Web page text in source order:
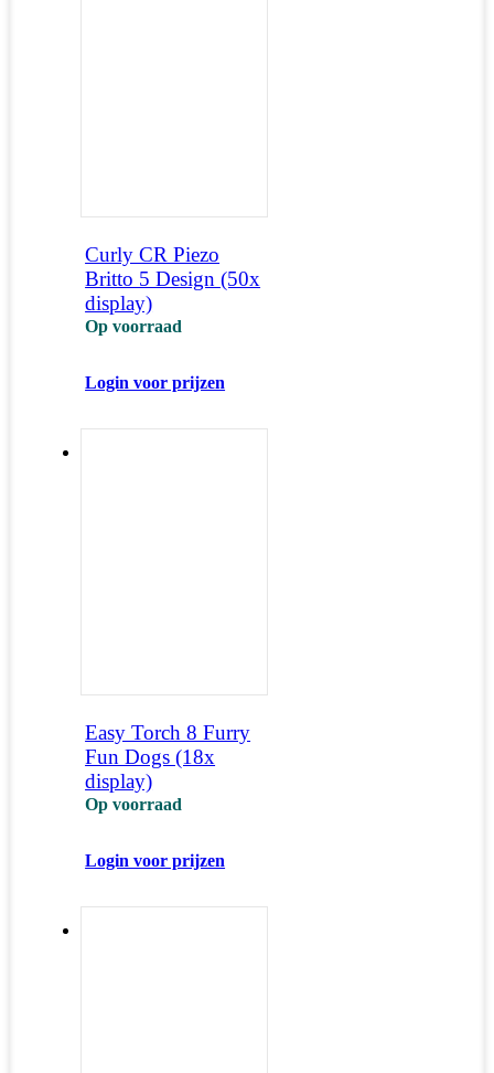
Curly CR Piezo
Britto 5 Design (50x
display)
Op voorraad
Login voor prijzen
Easy Torch 8 Furry
Fun Dogs (18x
display)
Op voorraad
Login voor prijzen